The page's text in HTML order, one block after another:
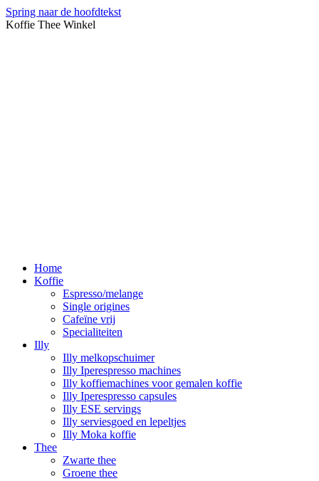
Spring naar de hoofdtekst
Koffie Thee Winkel
Home
Koffie
Espresso/melange
Single origines
Cafeïne vrij
Specialiteiten
Illy
Illy melkopschuimer
Illy Iperespresso machines
Illy koffiemachines voor gemalen koffie
Illy Iperespresso capsules
Illy ESE servings
Illy serviesgoed en lepeltjes
Illy Moka koffie
Thee
Zwarte thee
Groene thee